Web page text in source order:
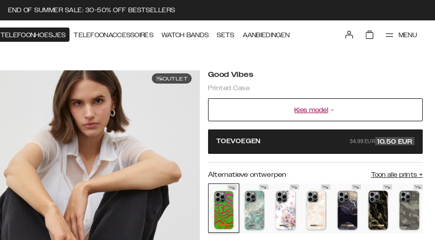
END OF SUMMER SALE: 30-50% OFF BESTSELLERS
TELEFOONHOESJES TELEFOONACCESSOIRES WATCH BANDS SETS AANBIEDINGEN MENU
OUTLET Good Vibes
Printed Case
Kies model
TOEVOEGEN 34.99 EUR 10.50 EUR
Alternatieve ontwerpen Toon alle prints +